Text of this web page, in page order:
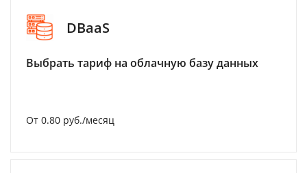
DBaaS
Выбрать тариф на облачную базу данных
От 0.80 руб./месяц